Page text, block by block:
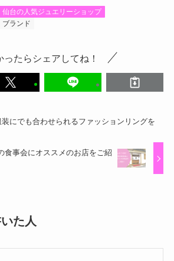
仙台の人気ジュエリーショップ
ブランド
ったらシェアしてね！
装にでも合わせられるファッションリングを
食事会にオススメのお店をご紹
た人